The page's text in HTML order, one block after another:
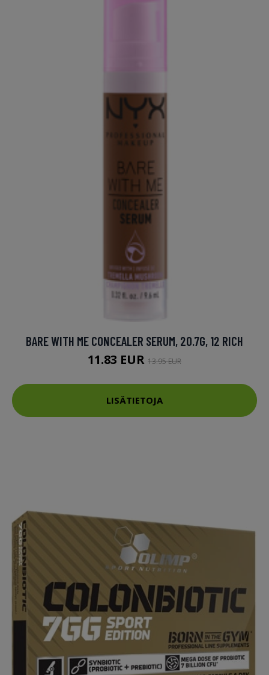
BARE WITH ME CONCEALER SERUM, 20.7G, 12 RICH
11.83 EUR 13.95 EUR
LISÄTIETOJA